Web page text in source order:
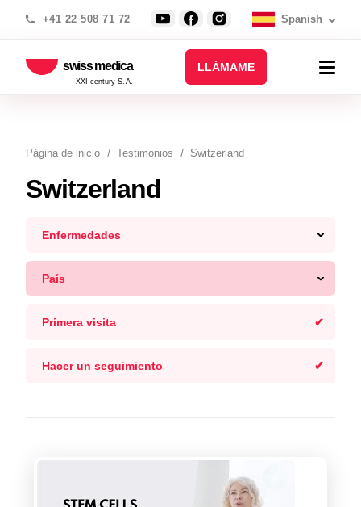
+41 22 508 71 72 Spanish
swiss medica
XXI century S.A.
LLÁMAME
Página de inicio Testimonios Switzerland
Switzerland
Enfermedades
País
Primera visita
Hacer un seguimiento